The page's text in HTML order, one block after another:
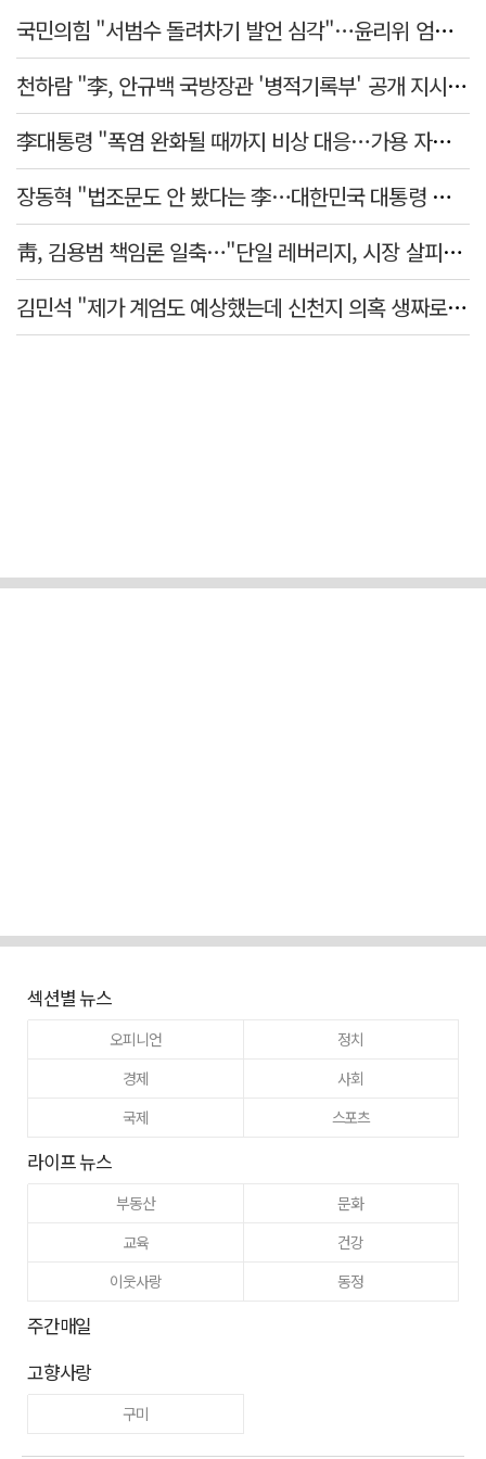
국민의힘 "서범수 돌려차기 발언 심각"…윤리위 엄중 조치 의견 모아
천하람 "李, 안규백 국방장관 '병적기록부' 공개 지시해야"
李대통령 "폭염 완화될 때까지 비상 대응…가용 자원 총동원"
장동혁 "법조문도 안 봤다는 李…대한민국 대통령 맞나, 역대급 망언"
靑, 김용범 책임론 일축…"단일 레버리지, 시장 살피고 대책 챙길 때"
김민석 "제가 계엄도 예상했는데 신천지 의혹 생짜로 말했겠나"
섹션별 뉴스
오피니언
정치
경제
사회
국제
스포츠
라이프 뉴스
부동산
문화
교육
건강
이웃사랑
동정
주간매일
고향사랑
구미